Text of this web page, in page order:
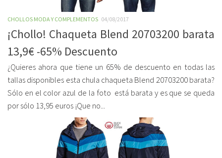
CHOLLOS MODA Y COMPLEMENTOS 04/08/2017
¡Chollo! Chaqueta Blend 20703200 barata
13,9€ -65% Descuento
¿Quieres ahora que tiene un 65% de descuento en todas las
tallas disponibles esta chula chaqueta Blend 20703200 barata?
Sólo en el color azul de la foto está barata y es que se queda
por sólo 13,95 euros ¡Que no...